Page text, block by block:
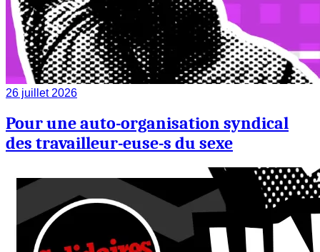
26 juillet 2026
Pour une auto-organisation syndical
des travailleur-euse-s du sexe